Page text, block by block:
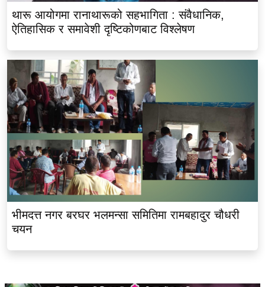
थारू आयोगमा रानाथारूको सहभागिता : संवैधानिक,
ऐतिहासिक र समावेशी दृष्टिकोणबाट विश्लेषण
भीमदत्त नगर बरघर भलमन्सा समितिमा रामबहादुर चौधरी
चयन